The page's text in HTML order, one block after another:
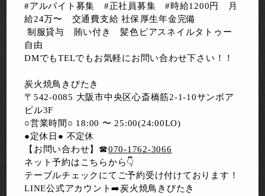
#アルバイト募集 #正社員募集 #時給1200円 月
給24万〜 交通費支給 社保厚生年金完備
制服貸与 賄い付き 髪色ピアスネイルタトゥー
自由
DMでもTELでもお気軽にお問い合わせ下さい！！
炭火焼鳥きびたき
〒542-0085 大阪市中央区心斎橋筋2-1-10サンボア
ビル3F
○営業時間○ 18:00 〜 25:00(24:00LO)
●定休日● 不定休
【お問い合わせ】☎︎070-1762-3066
ネット予約はこちらから👇
テーブルチェックにてご予約受け付けております！
LINE公式アカウント➡️炭火焼鳥きびたき